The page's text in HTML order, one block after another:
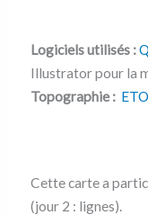
Logiciels utilisés :
Illustrator pour la
Topographie :
Cette carte a
(jour 2 : lignes).